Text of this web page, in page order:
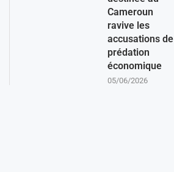
Cameroun
ravive les
accusations de
prédation
économique
05/06/2026